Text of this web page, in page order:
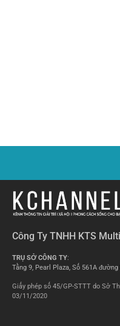
Công Ty TNHH KTS
TRỤ SỞ CÔNG TY:
Tầng 9, Pearl Plaza, Số 561A
Giấy phép số 45/GP-STTT do Sở
03/11/2020